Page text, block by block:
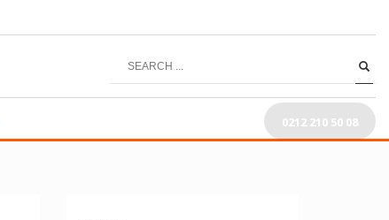
0212 210 50 08